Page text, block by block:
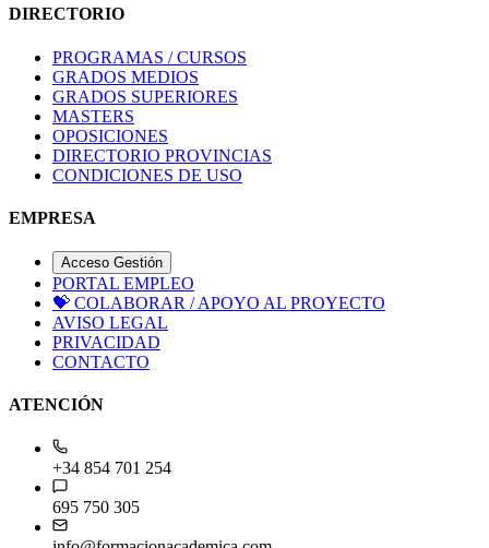
DIRECTORIO
PROGRAMAS / CURSOS
GRADOS MEDIOS
GRADOS SUPERIORES
MASTERS
OPOSICIONES
DIRECTORIO PROVINCIAS
CONDICIONES DE USO
EMPRESA
Acceso Gestión
PORTAL EMPLEO
💝 COLABORAR / APOYO AL PROYECTO
AVISO LEGAL
PRIVACIDAD
CONTACTO
ATENCIÓN
+34 854 701 254
695 750 305